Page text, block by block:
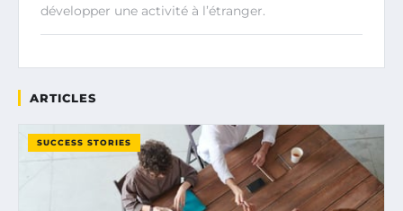
développer une activité à l’étranger.
ARTICLES
SUCCESS STORIES